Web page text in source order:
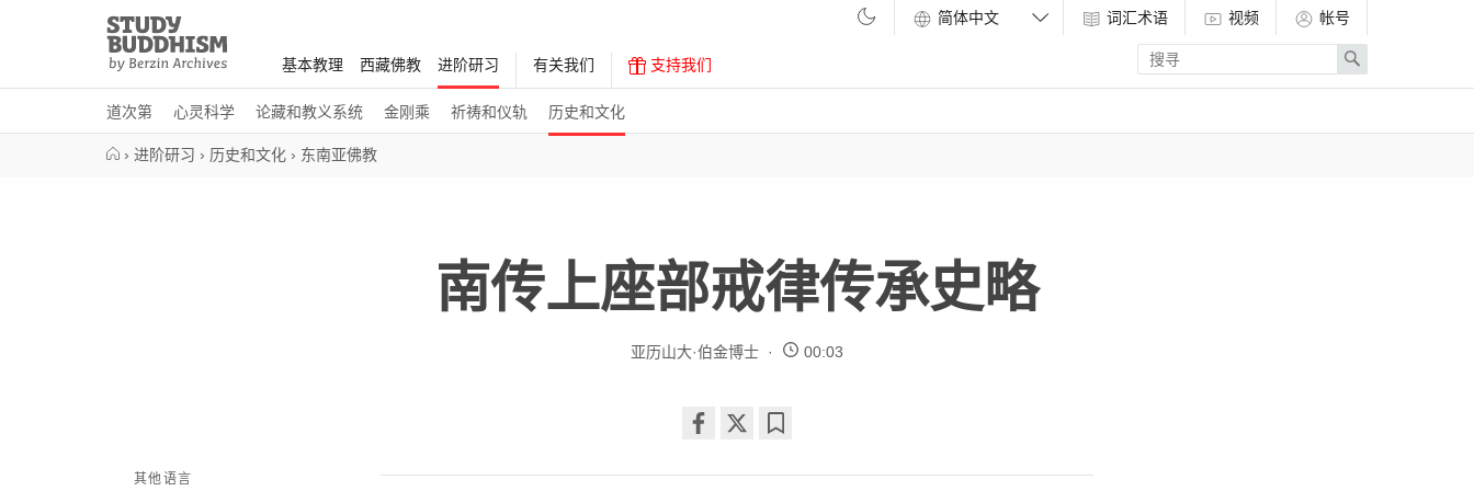
Study
Buddhism
Home
基本教理 西藏佛教 进阶研习
道次第 心灵科学 论藏和教义系统 金刚乘 祈祷和仪轨 历史和文化
有关我们 支持我们
词汇术语 视频
帐号
Enter
search
term
Search
› 进阶研习 › 历史和文化 › 东南亚佛教
南传上座部戒律传承史略
亚历山大·伯金博士 00:03
on
其他语言